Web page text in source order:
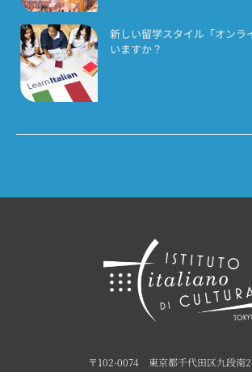
新しい留学スタイル「オンラ
いますか？
〒102-0074 東京都千代田区九段南